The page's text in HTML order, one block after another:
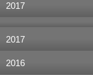
2017
2017
2016